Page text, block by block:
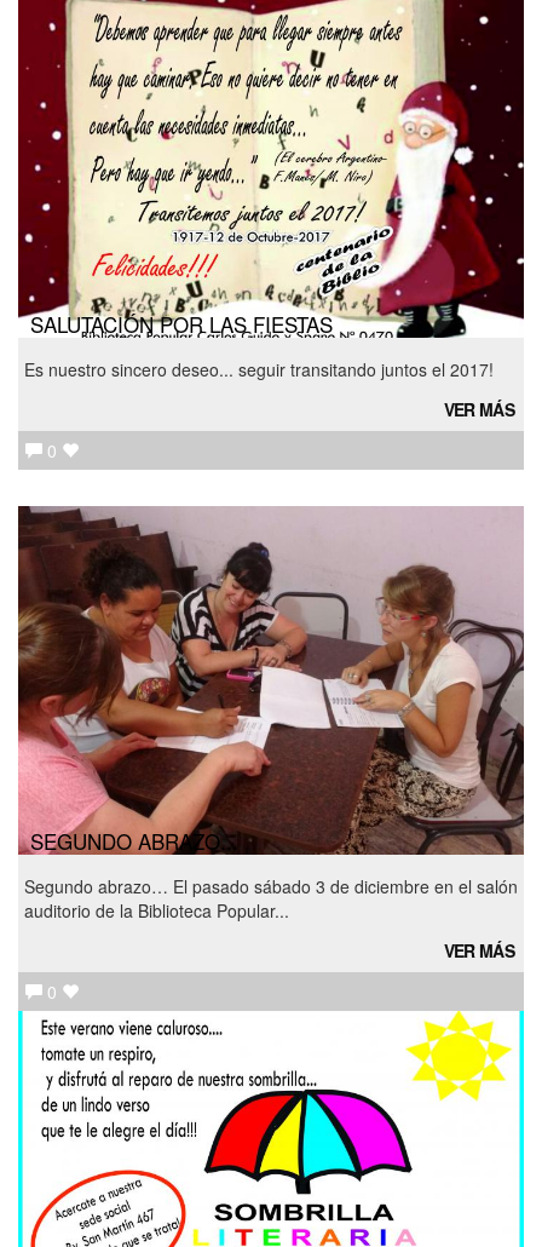
SALUTACIÓN POR LAS FIESTAS
Es nuestro sincero deseo... seguir transitando juntos el 2017!
VER MÁS
0
SEGUNDO ABRAZO...
Segundo abrazo… El pasado sábado 3 de diciembre en el salón
auditorio de la Biblioteca Popular...
VER MÁS
0